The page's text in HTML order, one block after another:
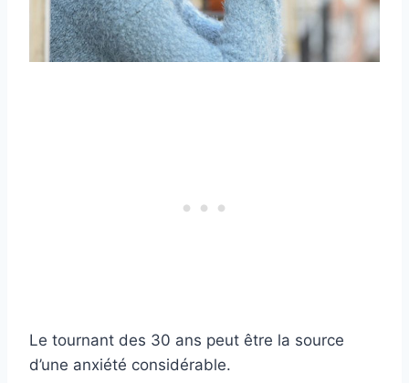
Le tournant des 30 ans peut être la source
d’une anxiété considérable.